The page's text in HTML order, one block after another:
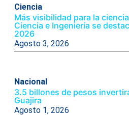
Ciencia
Más visibilidad para la
Ciencia e Ingeniería se
2026
Agosto 3, 2026
Nacional
3.5 billones de pesos
Guajira
Agosto 1, 2026